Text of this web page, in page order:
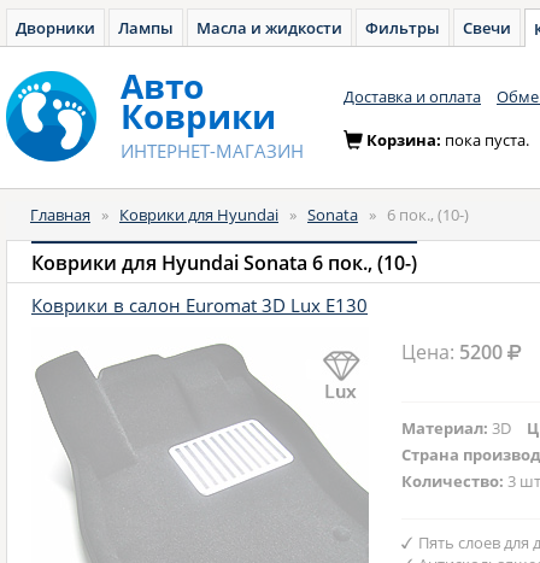
Дворники Лампы Масла и жидкости Фильтры Свечи
Авто
Коврики
ИНТЕРНЕТ-МАГАЗИН
Доставка и оплата
Корзина: пока пуста.
Главная » Коврики для Hyundai » Sonata » 6 пок., (10-)
Коврики для Hyundai Sonata 6 пок., (10-)
Коврики в салон Euromat 3D Lux E130
Цена: 5200
Материал:3D
Страна
Количество:3
Пять слоев